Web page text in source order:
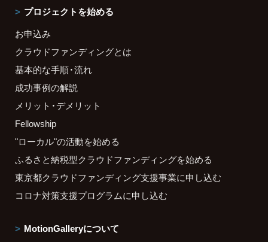
プロジェクトを始める
お申込み
クラウドファンディングとは
基本的な手順・流れ
成功事例の解説
メリット・デメリット
Fellowship
"ローカル"の活動を始める
ふるさと納税型クラウドファンディングを始める
東京都クラウドファンディング支援事業に申し込む
コロナ対策支援プログラムに申し込む
MotionGalleryについて